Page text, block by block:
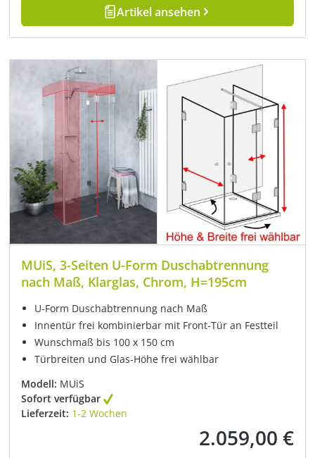
Artikel ansehen
MUiS, 3-Seiten U-Form Duschabtrennung
nach Maß, Klarglas, Chrom, H=195cm
U-Form Duschabtrennung nach Maß
Innentür frei kombinierbar mit Front-Tür an Festteil
Wunschmaß bis 100 x 150 cm
Türbreiten und Glas-Höhe frei wählbar
Modell: MUiS
Sofort verfügbar
Lieferzeit: 1-2 Wochen
Regulärer Preis:
2.059,00 €